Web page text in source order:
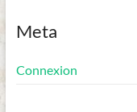
Meta
Connexion